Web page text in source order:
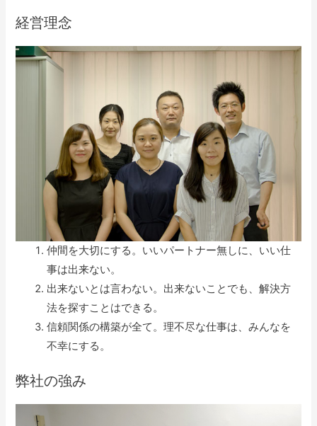
経営理念
仲間を大切にする。いいパートナー無しに、いい仕
事は出来ない。
出来ないとは言わない。出来ないことでも、解決方
法を探すことはできる。
信頼関係の構築が全て。理不尽な仕事は、みんなを
不幸にする。
弊社の強み